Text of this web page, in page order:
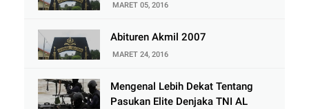
MARET 05, 2016
Abituren Akmil 2007
MARET 24, 2016
Mengenal Lebih Dekat Tentang
Pasukan Elite Denjaka TNI AL